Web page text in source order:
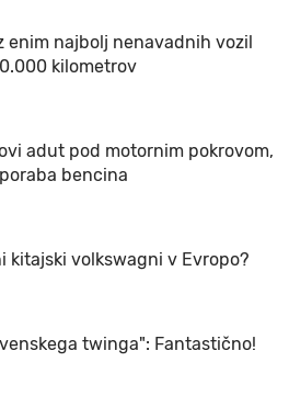
enim najbolj nenavadnih vozil
kilometrov
adut pod motornim pokrovom,
bencina
kitajski volkswagni v Evropo?
twinga": Fantastično!